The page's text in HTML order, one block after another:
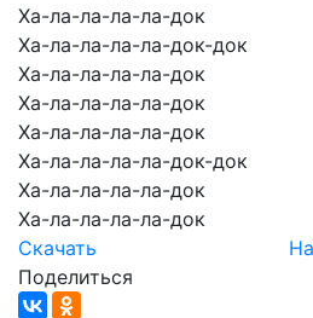
Ха-ла-ла-ла-ла-док
Ха-ла-ла-ла-ла-док-док
Ха-ла-ла-ла-ла-док
Ха-ла-ла-ла-ла-док
Ха-ла-ла-ла-ла-док
Ха-ла-ла-ла-ла-док-док
Ха-ла-ла-ла-ла-док
Ха-ла-ла-ла-ла-док
Скачать
Поделиться